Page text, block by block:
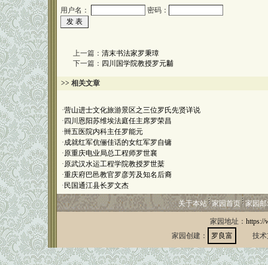
用户名：
密码：
上一篇： 清末书法家罗秉璋
下一篇： 四川国学院教授罗元黼
>> 相关文章
·营山进士文化旅游景区之三位罗氏先贤详说
· 四川恩阳苏维埃法庭任主席罗荣昌
·卌五医院内科主任罗能元
·成就红军伉俪佳话的女红军罗自镛
·原重庆电业局总工程师罗世襄
·原武汉水运工程学院教授罗世棻
·重庆府巴邑教官罗彦芳及知名后裔
· 民国通江县长罗文杰
关于本站 家园首页 家园
家园地址： https://
家园创建：
罗良富 技术